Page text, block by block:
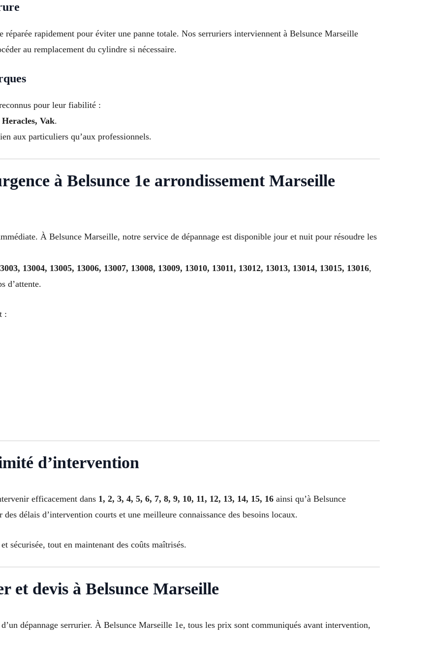
réparée rapidement pour éviter une panne totale. Nos serruriers interviennent à Belsunce Marseille
au remplacement du cylindre si nécessaire.
pour leur fiabilité :
Vak.
aux particuliers qu’aux professionnels.
à Belsunce 1e arrondissement Marseille
À Belsunce Marseille, notre service de dépannage est disponible jour et nuit pour résoudre les
13004, 13005, 13006, 13007, 13008, 13009, 13010, 13011, 13012, 13013, 13014, 13015, 13016,
d’attente.
:
d’intervention
efficacement dans 1, 2, 3, 4, 5, 6, 7, 8, 9, 10, 11, 12, 13, 14, 15, 16 ainsi qu’à Belsunce
délais d’intervention courts et une meilleure connaissance des besoins locaux.
sécurisée, tout en maintenant des coûts maîtrisés.
et devis à Belsunce Marseille
dépannage serrurier. À Belsunce Marseille 1e, tous les prix sont communiqués avant intervention,